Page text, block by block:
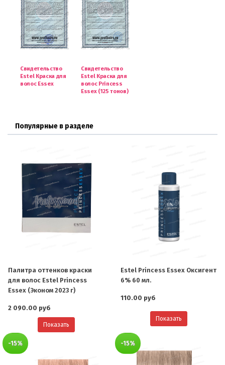
Свидетельство
Estel Краска для
волос Essex
Свидетельство
Estel Краска для
волос Princess
Essex (125 тонов)
Популярные в разделе
Палитра оттенков краски
для волос Estel Princess
Essex (Эконом 2023 г)
2 090.00 руб
Показать
Estel Princess Essex Оксигент
6% 60 мл.
110.00 руб
Показать
-15% -15%